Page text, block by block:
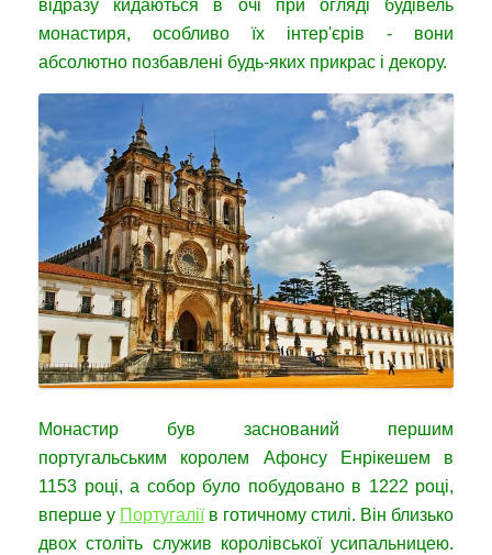
відразу кидаються в очі при огляді будівель
монастиря, особливо їх інтер'єрів - вони
абсолютно позбавлені будь-яких прикрас і декору.
Монастир був заснований першим
португальським королем Афонсу Енрікешем в
1153 році, а собор було побудовано в 1222 році,
вперше у Португаліїв готичному стилі. Він близько
двох століть служив королівської усипальницею.